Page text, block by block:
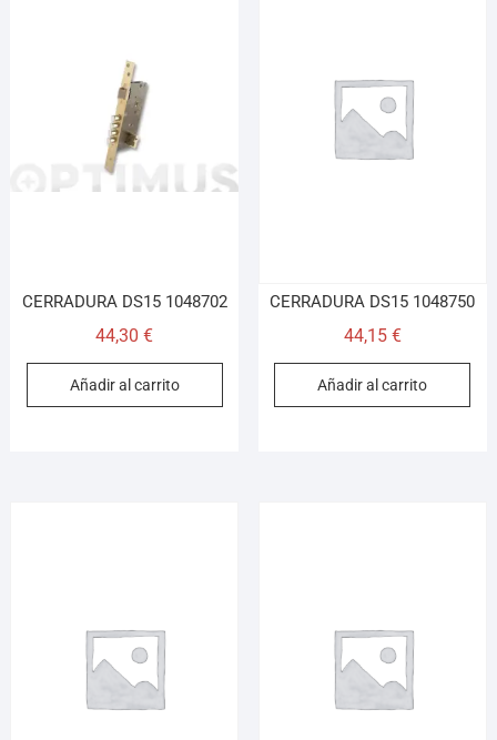
CERRADURA DS15 1048702
44,30€
Añadir al carrito
CERRADURA DS15 1048750
44,15 €
Añadir al carrito